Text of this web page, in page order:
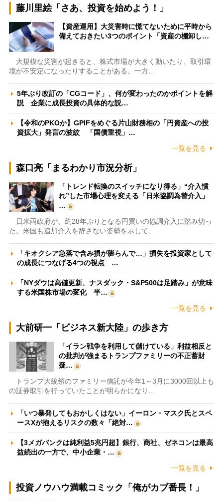
藤川里絵「さあ、投資を始めよう！」
【資産運用】大災害時に慌てないために平時から
備えておきたい3つのポイント「資産の棚卸し…
大規模な災害が起きると、株式市場が大きく動いたり、取引環
境が不安定になったりすることがある。一方…
5年ぶり改訂の「CGコード」、何が変わったのかポイントを解
説 企業に成長投資の具体的な説…
【令和のPKOか】GPIFをめぐる片山財務相の「円資産への投
資拡大」発言の波紋 「国債重視」…
一覧を見る
森口亮「まるわかり市況分析」
「トレンド転換のスイッチになり得る」“介入慣
れ”した市場心理を変える「日米協調為替介入」
…
日米両政府が、約28年ぶりとなる円買いの協調介入に踏み切っ
た。米国も追加介入を辞さない姿勢を示して…
「キオクシア急落で含み損が膨らんで…」損失を投資家として
の成長につなげる4つの視点 …
「NYダウは高値更新、ナスダック・S&P500は足踏み」が意味
する米国株市場の変化 半…
一覧を見る
大前研一「ビジネス新大陸」の歩き方
「イラン戦争を利用して儲けている」利益相反と
の批判が強まるトランプファミリーの不正蓄財
疑…
トランプ大統領のファミリー信託が今年1～3月に3000回以上も
の証券取引を行っていたことが明らかになり…
「いつ暴発してもおかしくはない」イーロン・マスク氏とスペ
ースXが抱えるリスクの数々「絶対…
【3メガバンクは純利益5兆円超】銀行、商社、ゼネコンは最高
益続出の一方で、中小企業・…
一覧を見る
投資ノウハウ満載コミック「俺がカブ番長！」